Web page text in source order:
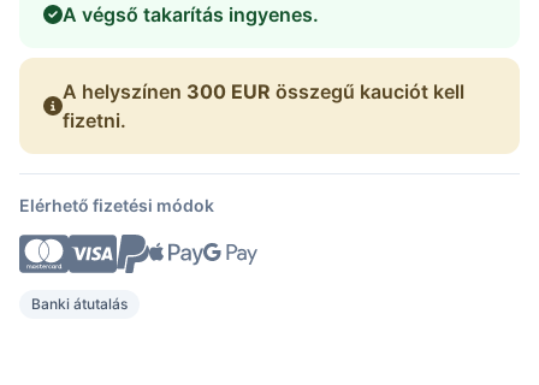
A végső takarítás ingyenes.
A helyszínen 300 EUR összegű kauciót kell
fizetni.
Elérhető fizetési módok
Banki átutalás